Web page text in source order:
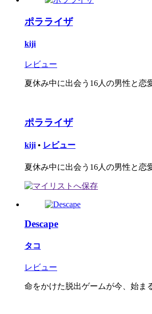
ポラライザ
kiji
レビュー
夏休み中に出会う16人の男性と恋
ポラライザ
kiji • レビュー
夏休み中に出会う16人の男性と恋
Descape
タコ
レビュー
命をかけた脱出ゲームが今、始まる